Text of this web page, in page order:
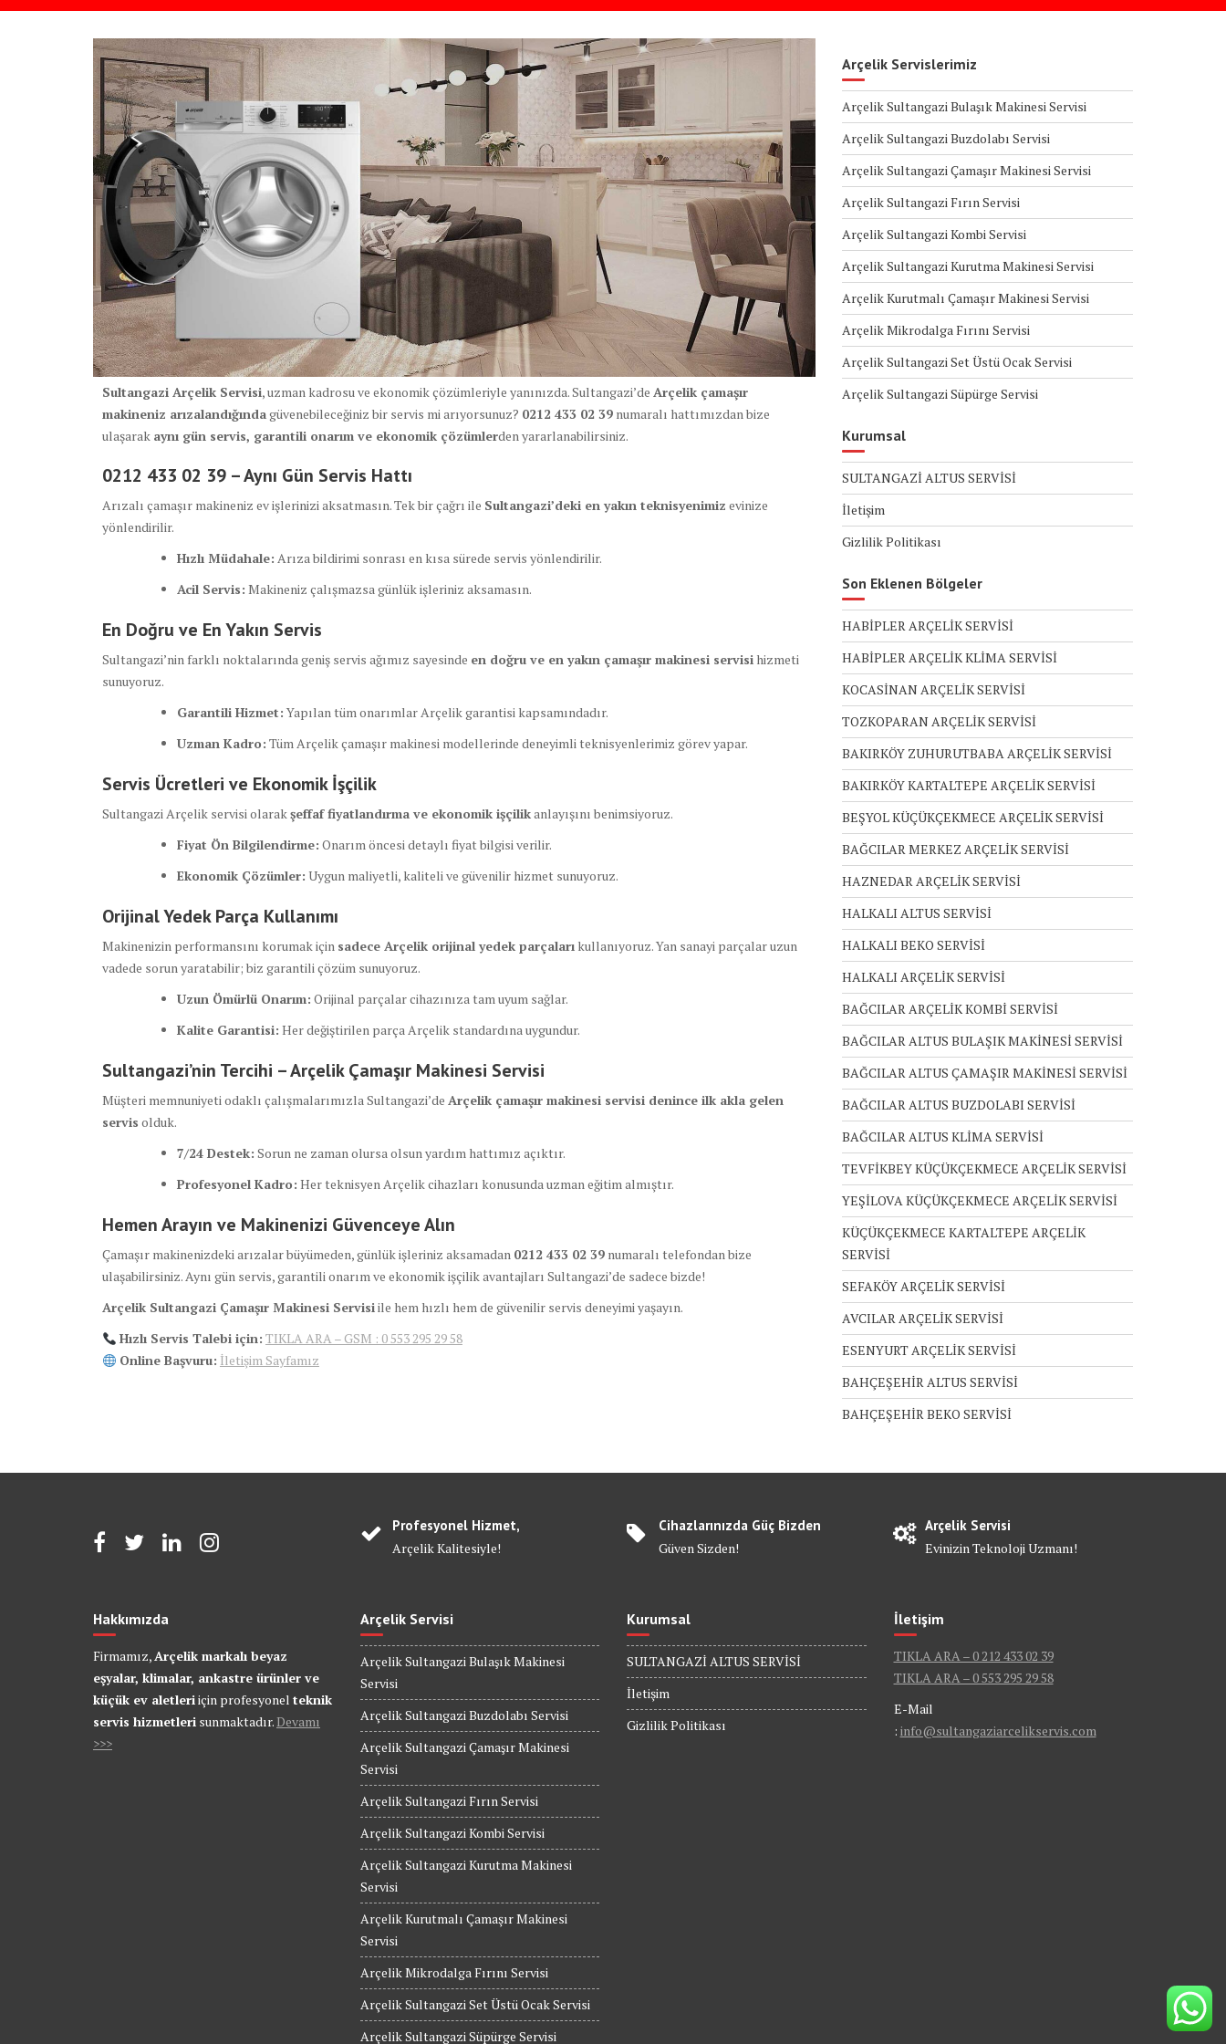
Sultangazi Arçelik Servisi, uzman kadrosu ve ekonomik çözümleriyle yanınızda. Sultangazi’de Arçelik çamaşır
makineniz arızalandığındagüvenebileceğiniz bir servis mi arıyorsunuz? 0212 433 02 39 numaralı hattımızdan bize
ulaşarak aynı gün servis, garantili onarım ve ekonomik çözümlerden yararlanabilirsiniz.
0212 433 02 39 – Aynı Gün Servis Hattı
Arızalı çamaşır makineniz ev işlerinizi aksatmasın. Tek bir çağrı ile Sultangazi’deki en yakın teknisyenimiz evinize
yönlendirilir.
Hızlı Müdahale: Arıza bildirimi sonrası en kısa sürede servis yönlendirilir.
Acil Servis: Makineniz çalışmazsa günlük işleriniz aksamasın.
En Doğru ve En Yakın Servis
Sultangazi’nin farklı noktalarında geniş servis ağımız sayesinde en doğru ve en yakın çamaşır makinesi servisi hizmeti
sunuyoruz.
Garantili Hizmet: Yapılan tüm onarımlar Arçelik garantisi kapsamındadır.
Uzman Kadro: Tüm Arçelik çamaşır makinesi modellerinde deneyimli teknisyenlerimiz görev yapar.
Servis Ücretleri ve Ekonomik İşçilik
Sultangazi Arçelik servisi olarakşeffaf fiyatlandırma ve ekonomik işçilikanlayışını benimsiyoruz.
Fiyat Ön Bilgilendirme: Onarım öncesi detaylı fiyat bilgisi verilir.
Ekonomik Çözümler: Uygun maliyetli, kaliteli ve güvenilir hizmet sunuyoruz.
Orijinal Yedek Parça Kullanımı
Makinenizin performansını korumak için sadece Arçelik orijinal yedek parçaları kullanıyoruz. Yan sanayi parçalar uzun
vadede sorun yaratabilir; biz garantili çözüm sunuyoruz.
Uzun Ömürlü Onarım: Orijinal parçalar cihazınıza tam uyum sağlar.
Kalite Garantisi: Her değiştirilen parça Arçelik standardına uygundur.
Sultangazi’nin Tercihi – Arçelik Çamaşır Makinesi Servisi
Müşteri memnuniyeti odaklı çalışmalarımızla Sultangazi’de Arçelik çamaşır makinesi servisi denince ilk akla gelen
servis olduk.
7/24 Destek: Sorun ne zaman olursa olsun yardım hattımız açıktır.
Profesyonel Kadro: Her teknisyen Arçelik cihazları konusunda uzman eğitim almıştır.
Hemen Arayın ve Makinenizi Güvenceye Alın
Çamaşır makinenizdeki arızalar büyümeden, günlük işleriniz aksamadan 0212 433 02 39 numaralı telefondan bize
ulaşabilirsiniz. Aynı gün servis, garantili onarım ve ekonomik işçilik avantajları Sultangazi’de sadece bizde!
Arçelik Sultangazi Çamaşır Makinesi Servisiile hem hızlı hem de güvenilir servis deneyimi yaşayın.
Hızlı Servis Talebi için: TIKLA ARA – GSM : 0 553 295 29 58
Online Başvuru: İletişim Sayfamız
Arçelik Servislerimiz
Arçelik Sultangazi Bulaşık Makinesi Servisi
Arçelik Sultangazi Buzdolabı Servisi
Arçelik Sultangazi Çamaşır Makinesi Servisi
Arçelik Sultangazi Fırın Servisi
Arçelik Sultangazi Kombi Servisi
Arçelik Sultangazi Kurutma Makinesi Servisi
Arçelik Kurutmalı Çamaşır Makinesi Servisi
Arçelik Mikrodalga Fırını Servisi
Arçelik Sultangazi Set Üstü Ocak Servisi
Arçelik Sultangazi Süpürge Servisi
Kurumsal
SULTANGAZİ ALTUS SERVİSİ
İletişim
Gizlilik Politikası
Son Eklenen Bölgeler
HABİPLER ARÇELİK SERVİSİ
HABİPLER ARÇELİK KLİMA SERVİSİ
KOCASİNAN ARÇELİK SERVİSİ
TOZKOPARAN ARÇELİK SERVİSİ
BAKIRKÖY ZUHURUTBABA ARÇELİK SERVİSİ
BAKIRKÖY KARTALTEPE ARÇELİK SERVİSİ
BEŞYOL KÜÇÜKÇEKMECE ARÇELİK SERVİSİ
BAĞCILAR MERKEZ ARÇELİK SERVİSİ
HAZNEDAR ARÇELİK SERVİSİ
HALKALI ALTUS SERVİSİ
HALKALI BEKO SERVİSİ
HALKALI ARÇELİK SERVİSİ
BAĞCILAR ARÇELİK KOMBİ SERVİSİ
BAĞCILAR ALTUS BULAŞIK MAKİNESİ SERVİSİ
BAĞCILAR ALTUS ÇAMAŞIR MAKİNESİ SERVİSİ
BAĞCILAR ALTUS BUZDOLABI SERVİSİ
BAĞCILAR ALTUS KLİMA SERVİSİ
TEVFİKBEY KÜÇÜKÇEKMECE ARÇELİK SERVİSİ
YEŞİLOVA KÜÇÜKÇEKMECE ARÇELİK SERVİSİ
KÜÇÜKÇEKMECE KARTALTEPE ARÇELİK
SERVİSİ
SEFAKÖY ARÇELİK SERVİSİ
AVCILAR ARÇELİK SERVİSİ
ESENYURT ARÇELİK SERVİSİ
BAHÇEŞEHİR ALTUS SERVİSİ
BAHÇEŞEHİR BEKO SERVİSİ
Profesyonel Hizmet,
Arçelik Kalitesiyle!
Cihazlarınızda Güç Bizden
Güven Sizden!
Arçelik Servisi
Evinizin Teknoloji Uzmanı!
Hakkımızda
Firmamız,Arçelik markalı beyaz
eşyalar, klimalar, ankastre ürünler ve
küçük ev aletleriiçin profesyonel teknik
servis hizmetleri sunmaktadır.Devamı
>>>
Arçelik Servisi
Arçelik Sultangazi Bulaşık Makinesi
Servisi
Arçelik Sultangazi Buzdolabı Servisi
Arçelik Sultangazi Çamaşır Makinesi
Servisi
Arçelik Sultangazi Fırın Servisi
Arçelik Sultangazi Kombi Servisi
Arçelik Sultangazi Kurutma Makinesi
Servisi
Arçelik Kurutmalı Çamaşır Makinesi
Servisi
Arçelik Mikrodalga Fırını Servisi
Arçelik Sultangazi Set Üstü Ocak Servisi
Arçelik Sultangazi Süpürge Servisi
Kurumsal
SULTANGAZİ ALTUS SERVİSİ
İletişim
Gizlilik Politikası
İletişim
TIKLA ARA – 0 212 433 02 39
TIKLA ARA – 0 553 295 29 58
E-Mail
: info@sultangaziarcelikservis.com